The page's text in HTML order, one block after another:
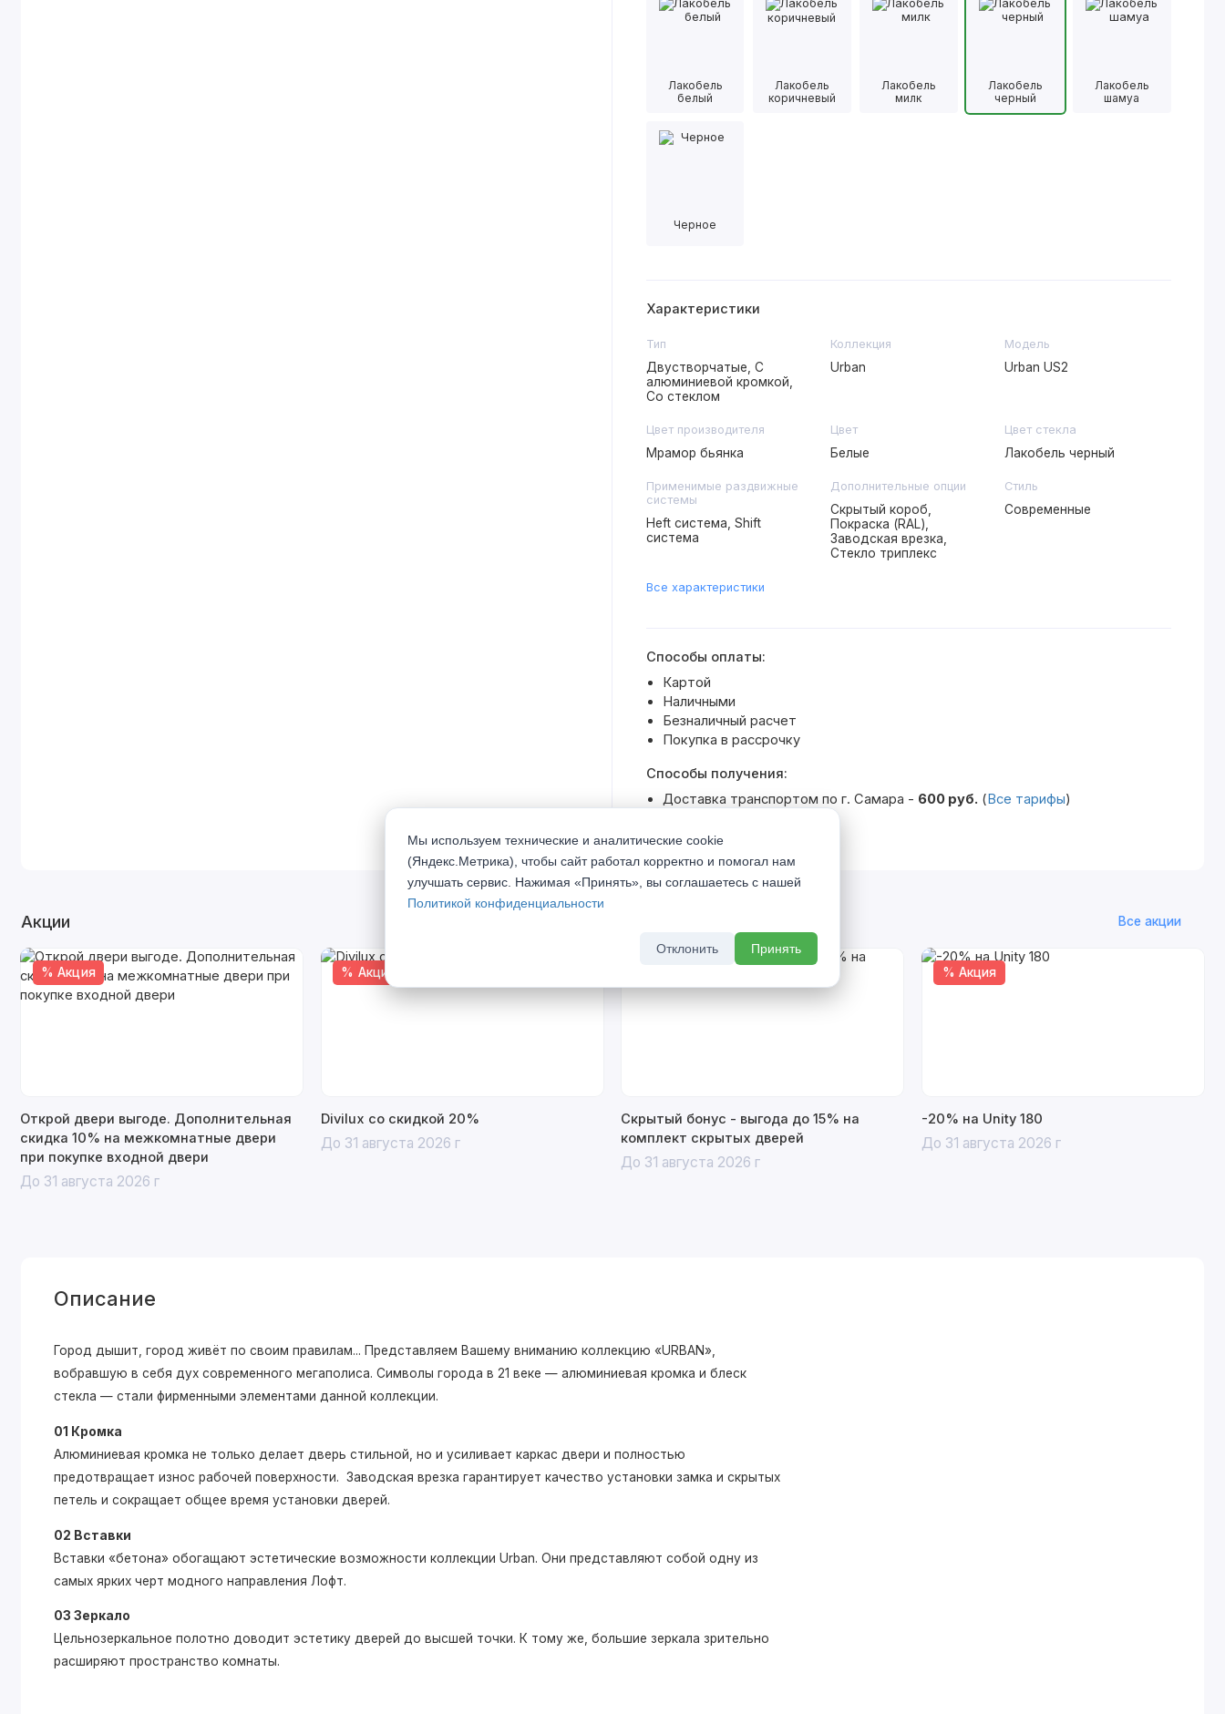
Лакобель
белый
Лакобель
коричневый
Лакобель
милк
Лакобель
черный
Лакобель
шамуа
Черное
Характеристики
Тип
Двустворчатые, С
алюминиевой кромкой,
Со стеклом
Коллекция
Urban
Модель
Urban US2
Цвет производителя
Мрамор бьянка
Цвет
Белые
Цвет стекла
Лакобель черный
Применимые раздвижные
системы
Heft система, Shift
система
Дополнительные опции
Скрытый короб,
Покраска (RAL),
Заводская врезка,
Стекло триплекс
Стиль
Современные
Все характеристики
Способы оплаты:
Картой
Наличными
Безналичный расчет
Покупка в рассрочку
Способы получения:
Доставка транспортом по г. Самара - 600 руб. (Все тарифы)
Акции Все акции
% Акция
Открой двери выгоде. Дополнительная
скидка 10% на межкомнатные двери
при покупке входной двери
До 31 августа 2026 г
% Акция
Divilux со скидкой 20%
До 31 августа 2026 г
Скрытый бонус - выгода до 15% на
комплект скрытых дверей
До 31 августа 2026 г
% Акция
-20% на Unity 180
До 31 августа 2026 г
Описание
Город дышит, город живёт по своим правилам... Представляем Вашему вниманию коллекцию «URBAN»,
вобравшую в себя дух современного мегаполиса. Символы города в 21 веке — алюминиевая кромка и блеск
стекла — стали фирменными элементами данной коллекции.
01 Кромка
Алюминиевая кромка не только делает дверь стильной, но и усиливает каркас двери и полностью
предотвращает износ рабочей поверхности. Заводская врезка гарантирует качество установки замка и скрытых
петель и сокращает общее время установки дверей.
02 Вставки
Вставки «бетона» обогащают эстетические возможности коллекции Urban. Они представляют собой одну из
самых ярких черт модного направления Лофт.
03 Зеркало
Цельнозеркальное полотно доводит эстетику дверей до высшей точки. К тому же, большие зеркала зрительно
расширяют пространство комнаты.
Мы используем технические и аналитические cookie
(Яндекс.Метрика), чтобы сайт работал корректно и помогал нам
улучшать сервис. Нажимая «Принять», вы соглашаетесь с нашей
Политикой конфиденциальности
Отклонить Принять